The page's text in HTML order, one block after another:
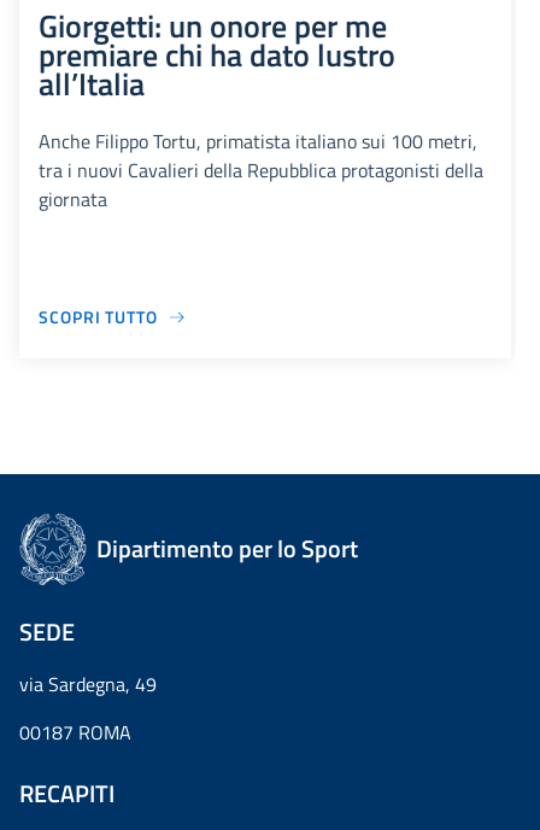
Giorgetti: un onore per me
premiare chi ha dato lustro
all’Italia
Anche Filippo Tortu, primatista italiano sui 100 metri,
tra i nuovi Cavalieri della Repubblica protagonisti della
giornata
SCOPRI TUTTO
Dipartimento per lo Sport
SEDE
via Sardegna, 49
00187 ROMA
RECAPITI